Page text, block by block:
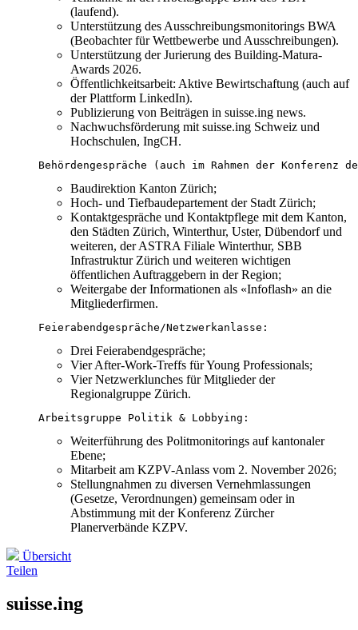
(laufend).
Unterstützung des Ausschreibungsmonitorings BWA
(Beobachter für Wettbewerbe und Ausschreibungen).
Unterstützung der Jurierung des Building-Matura-
Awards 2026.
Öffentlichkeitsarbeit: Aktive Bewirtschaftung (auch auf
der Plattform LinkedIn).
Publizierung von Beiträgen in suisse.ing news.
Nachwuchsförderung mit suisse.ing Schweiz und
Hochschulen, IngCH.
Behördengespräche (auch im Rahmen der Konferenz
Baudirektion Kanton Zürich;
Hoch- und Tiefbaudepartement der Stadt Zürich;
Kontaktgespräche und Kontaktpflege mit dem Kanton,
den Städten Zürich, Winterthur, Uster, Dübendorf und
weiteren, der ASTRA Filiale Winterthur, SBB
Infrastruktur Zürich und weiteren wichtigen
öffentlichen Auftraggebern in der Region;
Weitergabe der Informationen als «Infoflash» an die
Mitgliederfirmen.
Feierabendgespräche/Netzwerkanlasse:
Drei Feierabendgespräche;
Vier After-Work-Treffs für Young Professionals;
Vier Netzwerklunches für Mitglieder der
Regionalgruppe Zürich.
Arbeitsgruppe Politik & Lobbying:
Weiterführung des Politmonitorings auf kantonaler
Ebene;
Mitarbeit am KZPV-Anlass vom 2. November 2026;
Stellungnahmen zu diversen Vernehmlassungen
(Gesetze, Verordnungen) gemeinsam oder in
Abstimmung mit der Konferenz Zürcher
Planerverbände KZPV.
Übersicht
Teilen
suisse.ing